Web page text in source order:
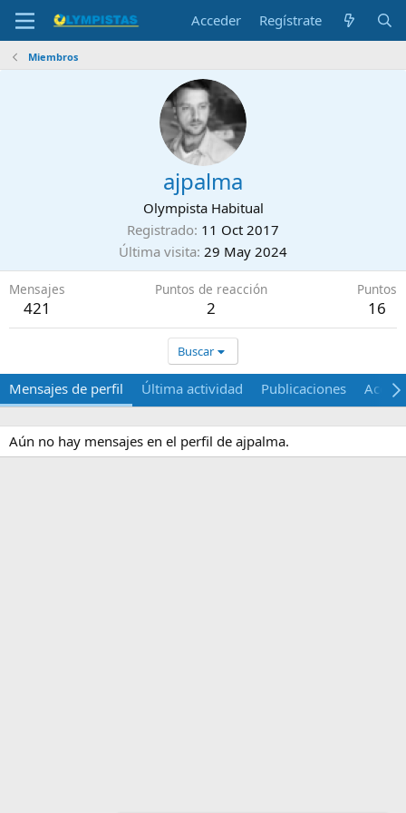
Acceder Regístrate
Miembros
ajpalma
Olympista Habitual
Registrado 11 Oct 2017
Última visita 29 May 2024
Mensajes
421
Puntos de reacción
2
Puntos
16
Buscar
Mensajes de perfil Última actividad Publicaciones Acerca
Aún no hay mensajes en el perfil de ajpalma.